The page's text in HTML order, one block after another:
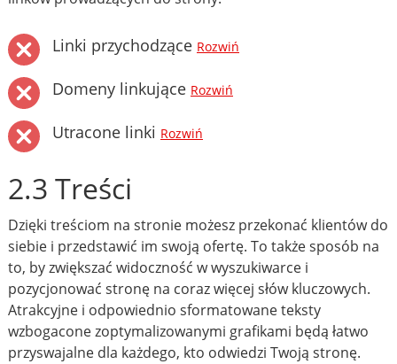
Linki przychodzące Rozwiń
Domeny linkujące Rozwiń
Utracone linki Rozwiń
2.3 Treści
Dzięki treściom na stronie możesz przekonać klientów do
siebie i przedstawić im swoją ofertę. To także sposób na
to, by zwiększać widoczność w wyszukiwarce i
pozycjonować stronę na coraz więcej słów kluczowych.
Atrakcyjne i odpowiednio sformatowane teksty
wzbogacone zoptymalizowanymi grafikami będą łatwo
przyswajalne dla każdego, kto odwiedzi Twoją stronę.